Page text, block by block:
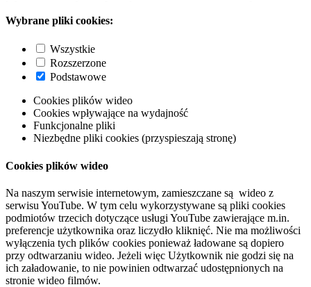
Wybrane pliki cookies:
Wszystkie
Rozszerzone
Podstawowe
Cookies plików wideo
Cookies wpływające na wydajność
Funkcjonalne pliki
Niezbędne pliki cookies (przyspieszają stronę)
Cookies plików wideo
Na naszym serwisie internetowym, zamieszczane są wideo z
serwisu YouTube. W tym celu wykorzystywane są pliki cookies
podmiotów trzecich dotyczące usługi YouTube zawierające m.in.
preferencje użytkownika oraz liczydło kliknięć. Nie ma możliwości
wyłączenia tych plików cookies ponieważ ładowane są dopiero
przy odtwarzaniu wideo. Jeżeli więc Użytkownik nie godzi się na
ich załadowanie, to nie powinien odtwarzać udostępnionych na
stronie wideo filmów.